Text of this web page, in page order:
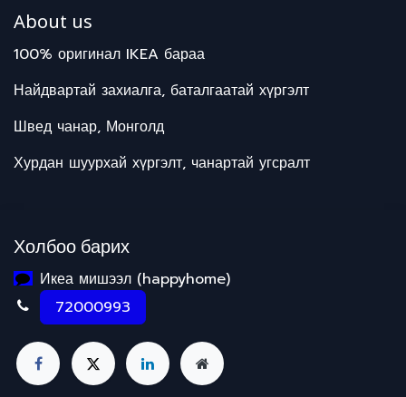
About us
100% оригинал IKEA бараа
Найдвартай захиалга, баталгаатай хүргэлт
Швед чанар, Монголд
Хурдан шуурхай хүргэлт, чанартай угсралт
Холбоо барих
Икеа мишээл (happyhome)
72000993